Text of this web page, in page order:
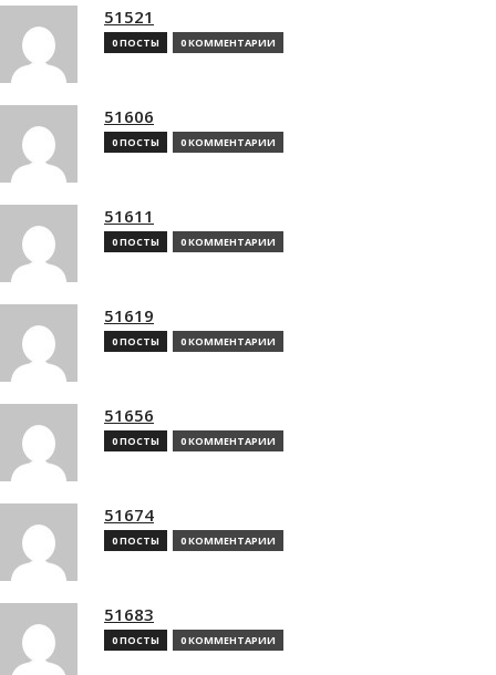
51521
0 ПОСТЫ 0 КОММЕНТАРИИ
51606
0 ПОСТЫ 0 КОММЕНТАРИИ
51611
0 ПОСТЫ 0 КОММЕНТАРИИ
51619
0 ПОСТЫ 0 КОММЕНТАРИИ
51656
0 ПОСТЫ 0 КОММЕНТАРИИ
51674
0 ПОСТЫ 0 КОММЕНТАРИИ
51683
0 ПОСТЫ 0 КОММЕНТАРИИ